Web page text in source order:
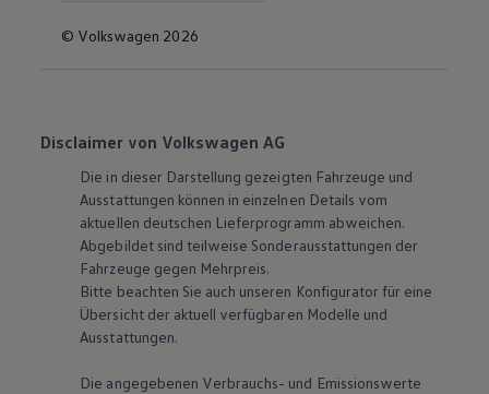
© Volkswagen 2026
Disclaimer von Volkswagen AG
Die in dieser Darstellung gezeigten Fahrzeuge und
Ausstattungen können in einzelnen Details vom
aktuellen deutschen Lieferprogramm abweichen.
Abgebildet sind teilweise Sonderausstattungen der
Fahrzeuge gegen Mehrpreis.
Bitte beachten Sie auch unseren Konfigurator für eine
Übersicht der aktuell verfügbaren Modelle und
Ausstattungen.
Die angegebenen Verbrauchs- und Emissionswerte